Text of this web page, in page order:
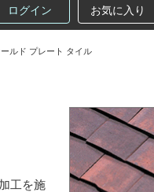
ログイン お気に入り
ールド プレート タイル
工を施